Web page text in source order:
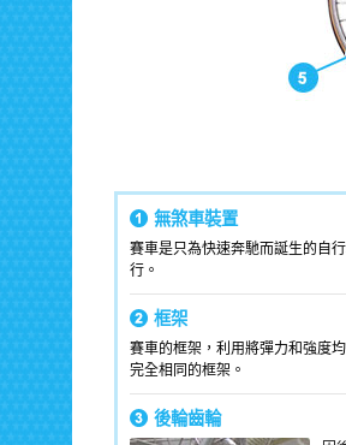
無煞車裝置
賽車是只為快速奔馳而誕生的自
行。
框架
賽車的框架，利用將彈力和強度
完全相同的框架。
後輪齒輪